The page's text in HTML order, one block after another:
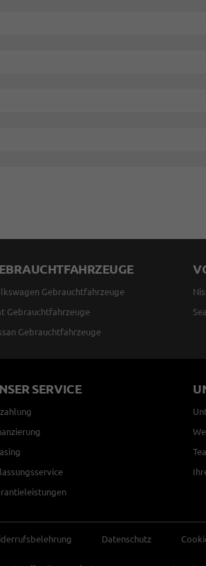
Gebrauchtfahrzeuge
Gebrauchtfahrzeuge
Gebrauchtfahrzeuge
SERVICE
Datenschutz